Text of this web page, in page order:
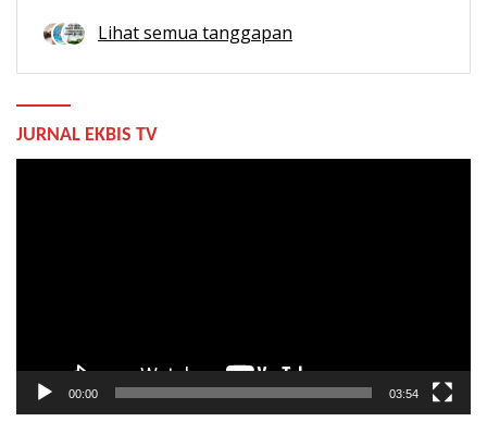
Lihat semua tanggapan
JURNAL EKBIS TV
00:00 03:54